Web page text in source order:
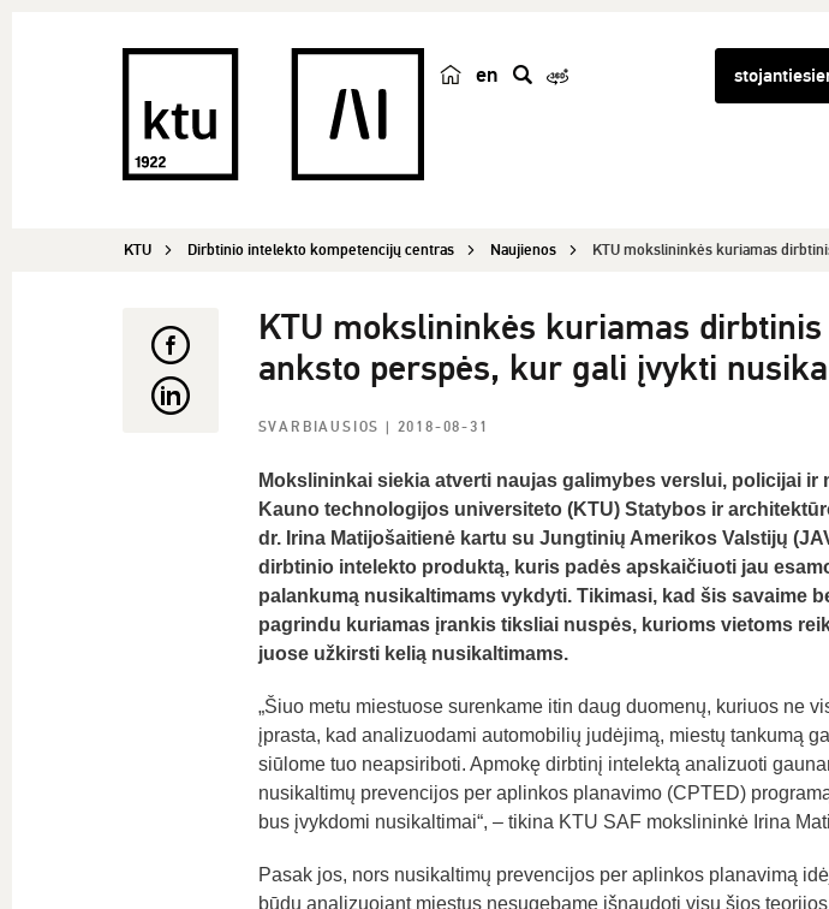
en
k
KTU Dirbtinio intelekto kompetencijų centras Naujienos KTU mokslininkės kuriamas
KTU mokslininkės kuriamas
anksto perspės, kur gali įvykti
SVARBIAUSIOS | 2018-08-31
Mokslininkai siekia atverti naujas galimybes verslui, policijai ir
Kauno technologijos universiteto (KTU) Statybos ir
dr. Irina Matijošaitienė kartu su Jungtinių Amerikos Valstijų
dirbtinio intelekto produktą, kuris padės apskaičiuoti jau
palankumą nusikaltimams vykdyti. Tikimasi, kad šis savaime
pagrindu kuriamas įrankis tiksliai nuspės, kurioms vietoms
juose užkirsti kelią nusikaltimams.
„Šiuo metu miestuose surenkame itin daug duomenų, kuriuos ne
įprasta, kad analizuodami automobilių judėjimą, miestų tankumą
siūlome tuo neapsiriboti. Apmokę dirbtinį intelektą analizuoti
nusikaltimų prevencijos per aplinkos planavimo (CPTED)
bus įvykdomi nusikaltimai“, – tikina KTU SAF mokslininkė Irina
Pasak jos, nors nusikaltimų prevencijos per aplinkos planavimą
būdu analizuojant miestus nesugebame išnaudoti visų šios